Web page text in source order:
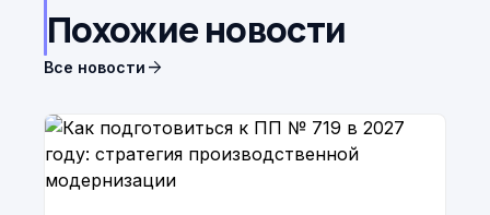
Похожие новости
Все новости arrow_forward